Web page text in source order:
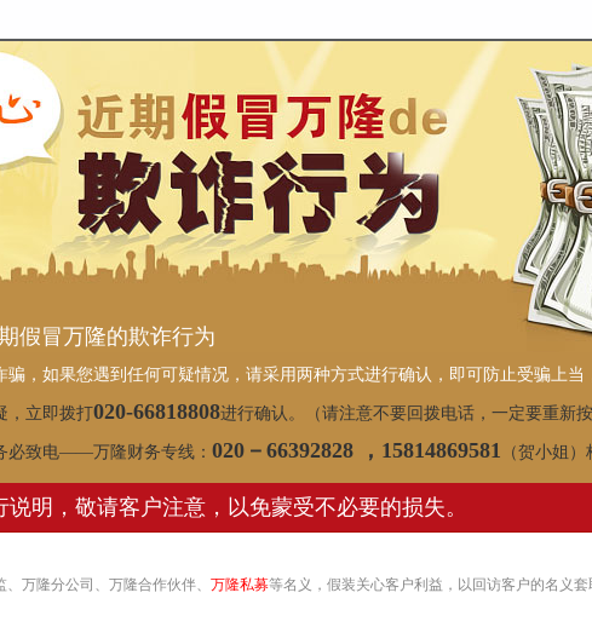
假冒万隆的欺诈行为
，如果您遇到任何可疑情况，请采用两种方式进行确认，即可防止受骗上当
，立即拨打020-66818808进行确认。（请注意不要回拨电话，一定要重新
必致电——万隆财务专线： 020－66392828 ，15814869581 （贺小姐）
明，敬请客户注意，以免蒙受不必要的损失。
万隆分公司、万隆合作伙伴、 万隆私募等名义，假装关心客户利益，以回访客户的名义